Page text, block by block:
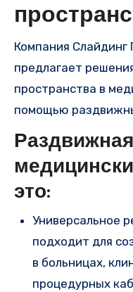
Компания Слайдинг Партишн (SlidingPartition.ru)
предлагает
пространства в
помощью
это:
Универсальное
подходит для
в больницах,
процедурных